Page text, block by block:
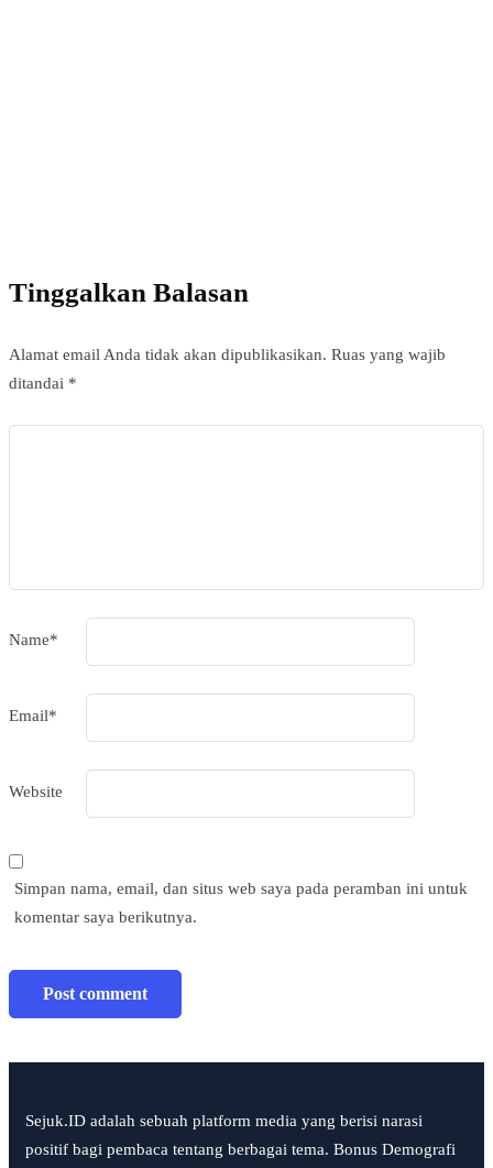
Tinggalkan Balasan
Alamat email Anda tidak akan dipublikasikan. Ruas yang wajib
ditandai *
Name*
Email*
Website
Simpan nama, email, dan situs web saya pada peramban ini untuk
komentar saya berikutnya.
Sejuk.ID adalah sebuah platform media yang berisi narasi
positif bagi pembaca tentang berbagai tema. Bonus Demografi